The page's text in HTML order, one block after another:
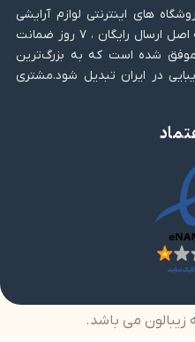
های اینترنتی لوازم آرایشی
بهداشتی و زیبایی با پایبندی به سه اصل ارسال رایگان ، ۷ روز ضمانت
موفق شده است که به بزرگ‌ترین
در ایران تبدیل شود.مشتری
می باشد.